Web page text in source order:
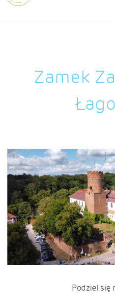
Zamek
Podziel się